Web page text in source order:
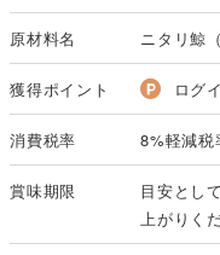
原材料名 ニタリ鯨
獲得ポイント ログ
消費税率 8%軽減税
賞味期限
目安とし
上がりく